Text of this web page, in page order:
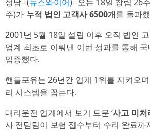
주)가 누적 법인 고객사 6500개를 돌파
2001년 5월 18일 설립 이후 오직 법인
업계 최초로 이뤄낸 이번 성과를 통해
입증했다.
핸들포유는 26년간 업계 1위를 지켜오
리 시스템을 꼽는다.
대리운전 업계에서 보기 드문 ‘사고 미처
사 전담팀이 보험 접수부터 수리 완료까